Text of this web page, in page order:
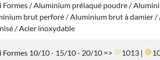
/ Aluminium prélaqué poudre /
brut perforé / Aluminium brut à damier
/ Acier inoxydable
10/10 - 15/10 - 20/10 => 1013 |